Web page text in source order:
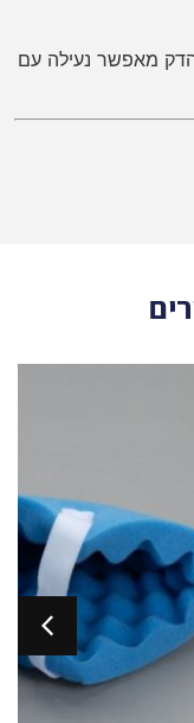
הדק מאפשר נעילה עם